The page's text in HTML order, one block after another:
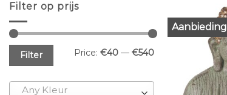
Filter op prijs
Min
price
Max
priceFilter Price: €40— €540
Any Kleur
Aanbieding